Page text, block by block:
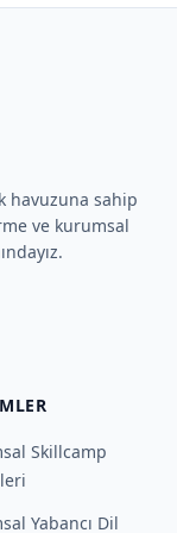
havuzuna sahip
ve kurumsal
Skillcamp
Yabancı Dil